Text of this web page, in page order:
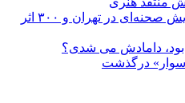
اجرای ۶۵ نمایش صحنه‌ای در تهران و ۳۰۰ اثر
بود، دامادش می شدی؟
سوار» درگذشت